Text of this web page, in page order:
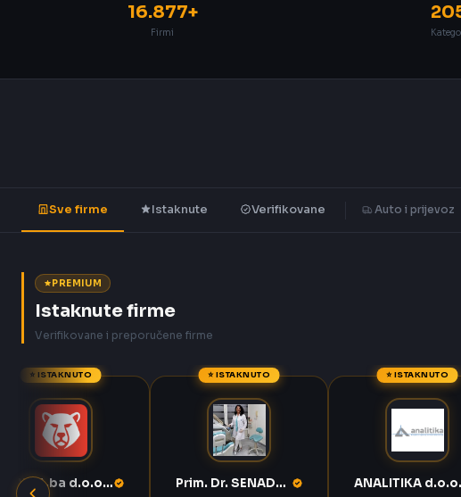
16.877+
Firmi
Sve firme Istaknute Verifikovane Auto i prijevoz
PREMIUM
Istaknute firme
Verifikovane i preporučene firme
⭐ ISTAKNUTO
ANNOA.ba d.o.o. Tuzla
⭐ ISTAKNUTO
Prim. Dr. SENADETA OMERBAŠIĆ STOMATOLOŠKA ORDINACIJA
⭐ ISTAKNUTO